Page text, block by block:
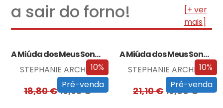
a sair do forno!
[+ ver
mais]
10%
Pré-venda
A Miúda dos Meus Sonhos
STEPHANIE ARCHER
18,80€16,93€
10%
Pré-venda
A Miúda dos Meus Sonhos – Edição…
STEPHANIE ARCHER
21,10€19,00€